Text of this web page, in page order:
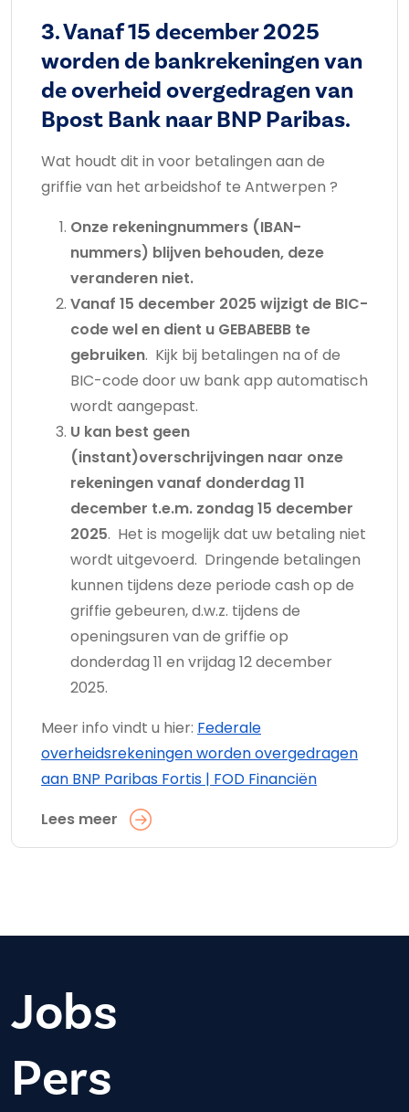
3. Vanaf 15 december 2025
worden de bankrekeningen van
de overheid overgedragen van
Bpost Bank naar BNP Paribas.
Wat houdt dit in voor betalingen aan de
griffie van het arbeidshof te Antwerpen ?
Onze rekeningnummers (IBAN-
nummers) blijven behouden, deze
veranderen niet.
Vanaf 15 december 2025 wijzigt de BIC-
code wel en dient u GEBABEBB te
gebruiken. Kijk bij betalingen na of de
BIC-code door uw bank app automatisch
wordt aangepast.
U kan best geen
(instant)overschrijvingen naar onze
rekeningen vanaf donderdag 11
december t.e.m. zondag 15 december
2025. Het is mogelijk dat uw betaling niet
wordt uitgevoerd. Dringende betalingen
kunnen tijdens deze periode cash op de
griffie gebeuren, d.w.z. tijdens de
openingsuren van de griffie op
donderdag 11 en vrijdag 12 december
2025.
Meer info vindt u hier: Federale
overheidsrekeningen worden overgedragen
aan BNP Paribas Fortis | FOD Financiën
Lees meer
Jobs
Pers